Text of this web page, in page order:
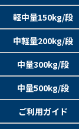
グレー
ルト 特長
ミボルト 特長
ルト 特長
軽中量150kg/段
一覧
中軽量200kg/段
中量300kg/段
グリーン中量500kg/段
グリーンご利用ガイド